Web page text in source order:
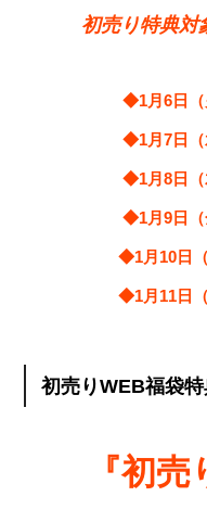
初売り特典対
◆1月6日（
◆1月7日（
◆1月8日（
◆1月9日（
◆1月10日
◆1月11日
初売りWEB福袋
『初売